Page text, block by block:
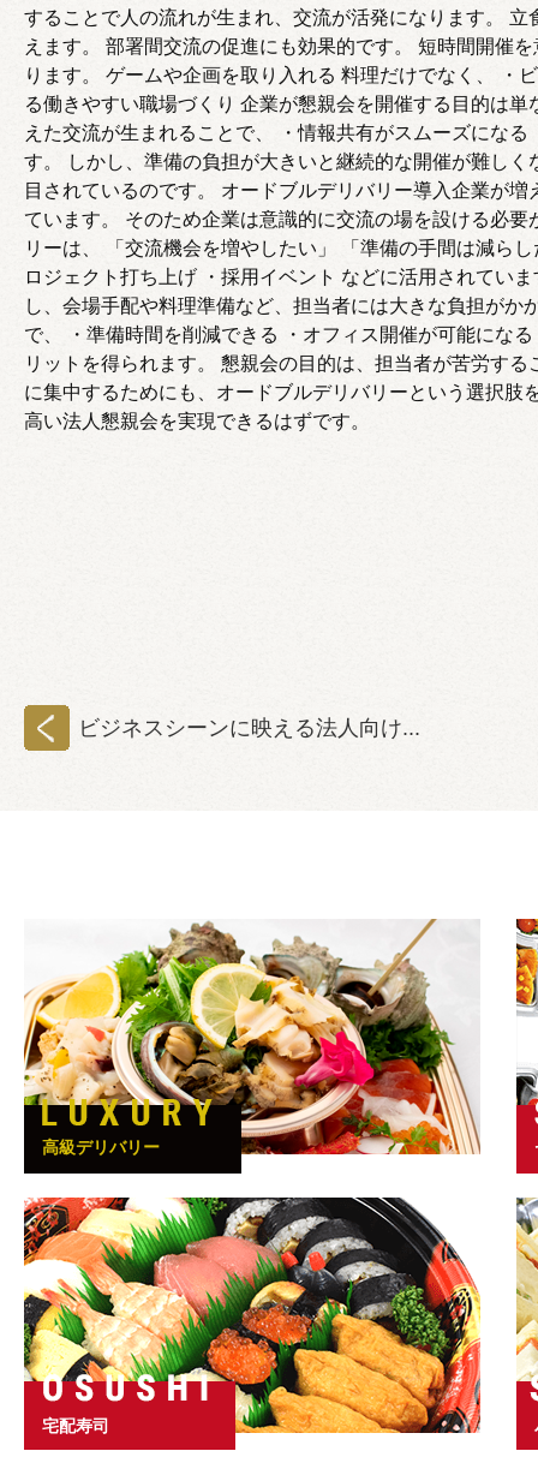
することで人の流れが生まれ、交流が活発になります。
えます。 部署間交流の促進にも効果的です。 短時間開催
ります。 ゲームや企画を取り入れる 料理だけでなく、 ・
る働きやすい職場づくり 企業が懇親会を開催する目的は
えた交流が生まれることで、 ・情報共有がスムーズにな
す。 しかし、準備の負担が大きいと継続的な開催が難し
目されているのです。 オードブルデリバリー導入企業が
ています。 そのため企業は意識的に交流の場を設ける必
リーは、 「交流機会を増やしたい」 「準備の手間は減ら
ロジェクト打ち上げ ・採用イベント などに活用されてい
し、会場手配や料理準備など、担当者には大きな負担が
で、 ・準備時間を削減できる ・オフィス開催が可能にな
リットを得られます。 懇親会の目的は、担当者が苦労す
に集中するためにも、オードブルデリバリーという選択
高い法人懇親会を実現できるはずです。
ビジネスシーンに映える法人向け...
高級デリバリー
宅配寿司